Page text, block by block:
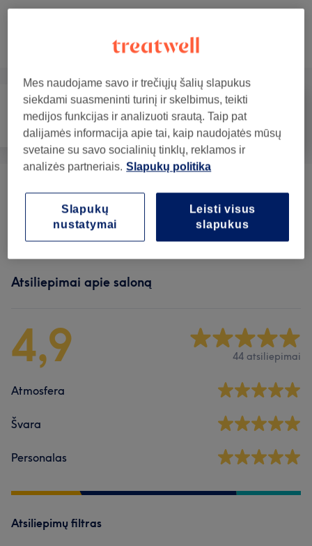
Teikiamos paslaugos
Veidas Masažas Kūnas
Liekninančios Procedūros Ir Masažai (1) nuo 29€
Kūno Procedūros (1) nuo 48€
Atsiliepimai apie saloną
4,9 44 atsiliepimai
Atmosfera
Švara
Personalas
Atsiliepimų filtras
Mes naudojame savo ir trečiųjų šalių slapukus
siekdami suasmeninti turinį ir skelbimus, teikti
medijos funkcijas ir analizuoti srautą. Taip pat
dalijamės informacija apie tai, kaip naudojatės mūsų
svetaine su savo socialinių tinklų, reklamos ir
analizės partneriais. Slapukų politika
Leisti visus
slapukus
Slapukų
nustatymai